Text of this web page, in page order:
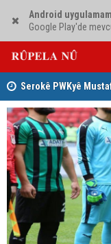
Android
Google Play'de
Serokê PWKyê
PAKê Husên